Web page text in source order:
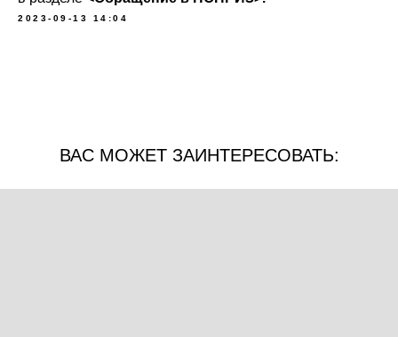
2023-09-13 14:04
ВАС МОЖЕТ ЗАИНТЕРЕСОВАТЬ: